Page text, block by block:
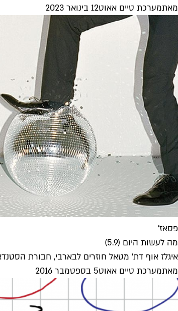
מאתמערכת טיים אאוט12 בינואר 2023
פסאז'
מה לעשות היום (5.9)
איגלז אוף דת' מטאל חוזרים לבארבי, חבורת
מאתמערכת טיים אאוט5 בספטמבר 2016